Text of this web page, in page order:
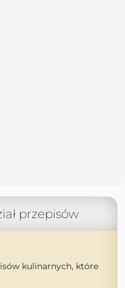
przepisów
kulinarnych, które